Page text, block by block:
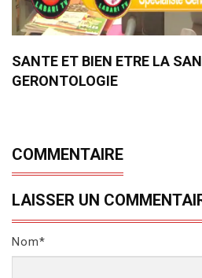
SANTE ET BIEN ETRE LA
GERONTOLOGIE
COMMENTAIRE
LAISSER UN
Nom*